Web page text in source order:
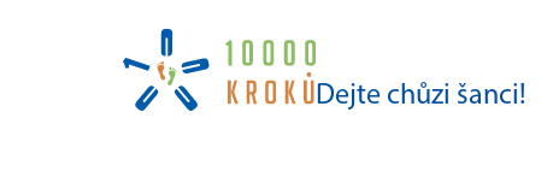
Dejte chůzi šanci!